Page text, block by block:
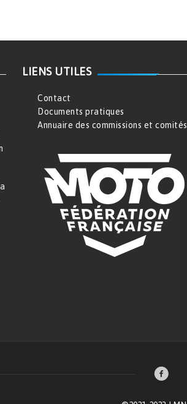
LIENS UTILES
Contact
Documents pratiques
Annuaire des commissions et comités